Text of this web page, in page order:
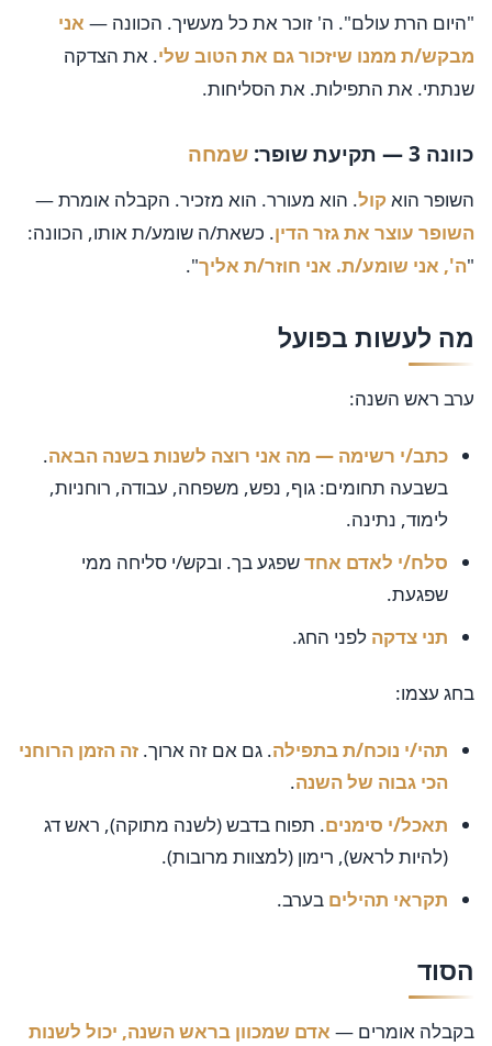
"היום הרת עולם". ה' זוכר את כל מעשיך. הכוונה — אני
מבקש/ת ממנו שיזכור גם את הטוב שלי. את הצדקה
שנתתי. את התפילות. את הסליחות.
כוונה 3 — תקיעת שופר: שמחה
השופר הואקול. הוא מעורר. הוא מזכיר. הקבלה אומרת —
השופר עוצר את גזר הדין. כשאת/ה שומע/ת אותו, הכוונה:
"ה', אני שומע/ת. אני חוזר/ת אליך".
מה לעשות בפועל
ערב ראש השנה:
כתב/י רשימה — מה אני רוצה לשנות בשנה הבאה.
בשבעה תחומים: גוף, נפש, משפחה, עבודה, רוחניות,
לימוד, נתינה.
סלח/י לאדם אחדשפגע בך. ובקש/י סליחה ממי
שפגעת.
תני צדקה לפני החג.
בחג עצמו:
תהי/י נוכח/ת בתפילה. גם אם זה ארוך. זה הזמן הרוחני
הכי גבוה של השנה.
תאכל/י סימנים. תפוח בדבש (לשנה מתוקה), ראש דג
(להיות לראש), רימון (למצוות מרובות).
תקראי תהילים בערב.
הסוד
בקבלה אומרים — אדם שמכוון בראש השנה, יכול לשנות